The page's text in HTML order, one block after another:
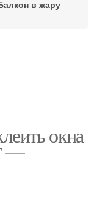
в жару
окна
—